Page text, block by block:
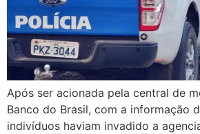
Após ser acionada pela central de
Banco do Brasil, com a informação
indivíduos haviam invadido a